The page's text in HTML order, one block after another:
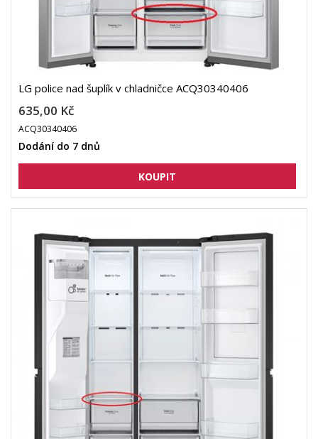
LG police nad šuplík v chladničce ACQ30340406
635,00 Kč
ACQ30340406
Dodání do 7 dnů